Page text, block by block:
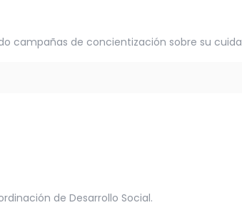
campañas de concientización sobre su
de Desarrollo Social.